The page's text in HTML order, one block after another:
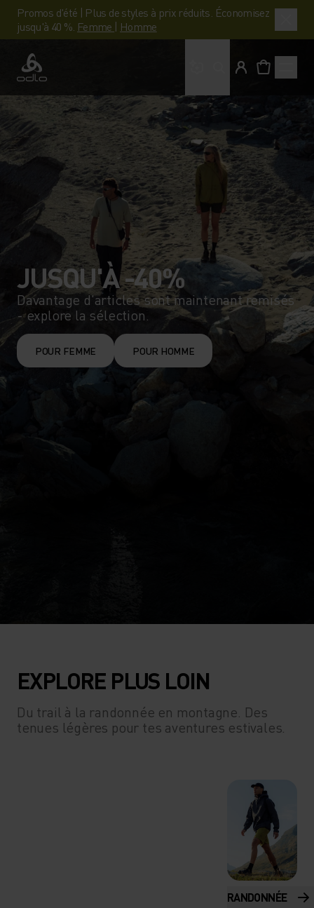
Promos d'été | Plus de styles à prix réduits. Économisez
jusqu'à 40 %. Femme | Homme
Odlo
JUSQU'À -40%
Davantage d'articles sont maintenant remisés
- explore la sélection.
POUR FEMME POUR HOMME
EXPLORE PLUS LOIN
Du trail à la randonnée en montagne. Des
tenues légères pour tes aventures estivales.
RANDONNÉE